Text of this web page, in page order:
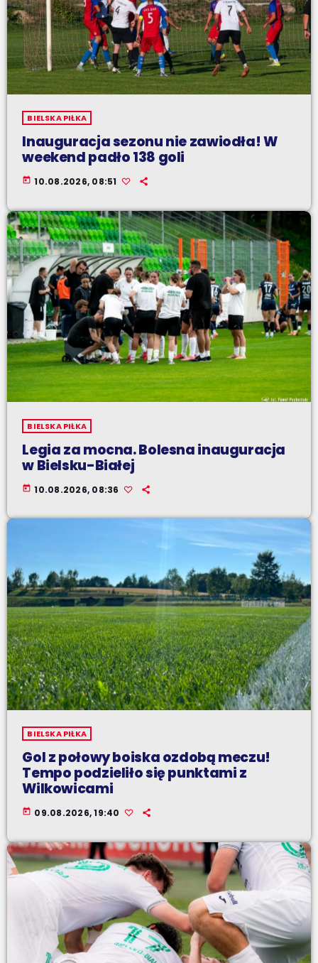
BIELSKA PIŁKA
Inauguracja sezonu nie zawiodła! W
weekend padło 138 goli
today 10.08.2026, 08:51
BIELSKA PIŁKA
Legia za mocna. Bolesna inauguracja
w Bielsku-Białej
today 10.08.2026, 08:36
BIELSKA PIŁKA
Gol z połowy boiska ozdobą meczu!
Tempo podzieliło się punktami z
Wilkowicami
today 09.08.2026, 19:40